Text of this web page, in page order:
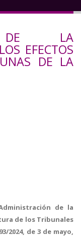
DE LA
EFECTOS
DE LA
de la
de los Tribunales
2024, de 3 de mayo,